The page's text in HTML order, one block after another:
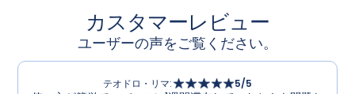
カスタマーレビュー
ユーザーの声をご覧ください。
テオドロ・リマ: 5/5